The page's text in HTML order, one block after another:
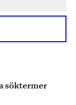
söktermer